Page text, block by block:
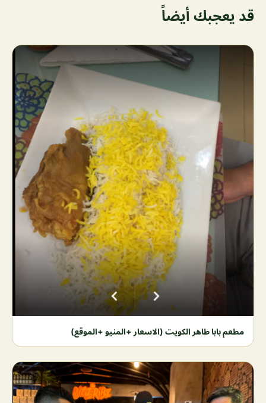
قد يعجبك أيضاً
مطعم بابا طاهر الكويت (الاسعار +المنيو +الموقع)